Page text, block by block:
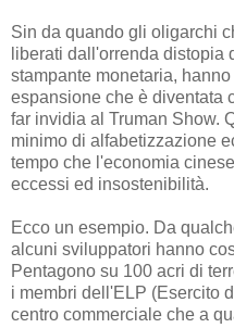
Sin da quando gli oligarchi
liberati dall'orrenda distopia
stampante monetaria,
espansione che è diventata
far invidia al Truman Show.
minimo di alfabetizzazione
tempo che l'economia
eccessi ed insostenibilità.
Ecco un esempio. Da
alcuni sviluppatori hanno
Pentagono su 100 acri di
i membri dell'ELP (Esercito
centro commerciale che a